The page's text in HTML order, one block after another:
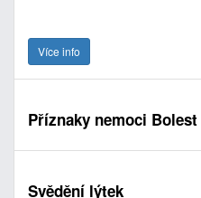
Více info
Příznaky nemoci
Svědění lýtek